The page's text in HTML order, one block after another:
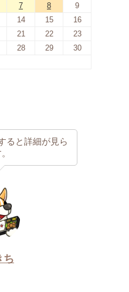
7 8
9
14 15
16
21 22
23
28 29
30
ると詳細が見ら
ち